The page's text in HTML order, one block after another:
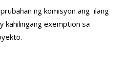
ng komisyon ang ilang
kahilingang exemption sa